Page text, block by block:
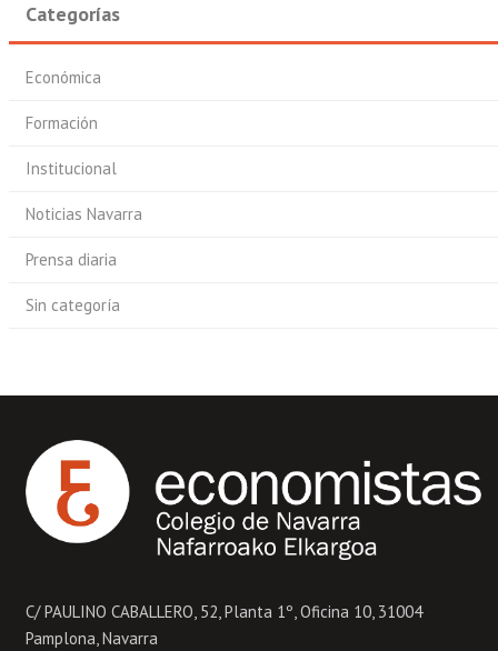
Categorías
Económica
Formación
Institucional
Noticias Navarra
Prensa diaria
Sin categoría
C/ PAULINO CABALLERO, 52, Planta 1º, Oficina 10, 31004
Pamplona, Navarra